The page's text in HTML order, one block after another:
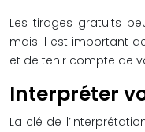
Les tirages gratuits
mais il est important
et de tenir compte de
Interpréter
La clé de